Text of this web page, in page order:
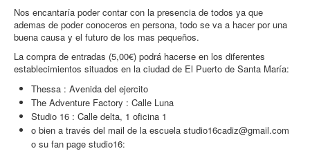
Nos encantaría poder contar con la presencia de todos ya que
ademas de poder conoceros en persona, todo se va a hacer por una
buena causa y el futuro de los mas pequeños.
La compra de entradas (5,00€) podrá hacerse en los diferentes
establecimientos situados en la ciudad de El Puerto de Santa María:
Thessa : Avenida del ejercito
The Adventure Factory : Calle Luna
Studio 16 : Calle delta, 1 oficina 1
o bien a través del mail de la escuela studio16cadiz@gmail.com
o su fan page studio16: